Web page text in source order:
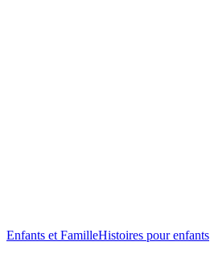
Enfants et FamilleHistoires pour enfants